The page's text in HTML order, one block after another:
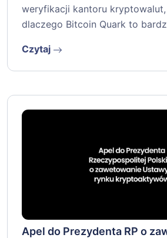
weryfikacji kantoru
dlaczego Bitcoin Quark to
Czytaj
Apel do Prezydenta RP o